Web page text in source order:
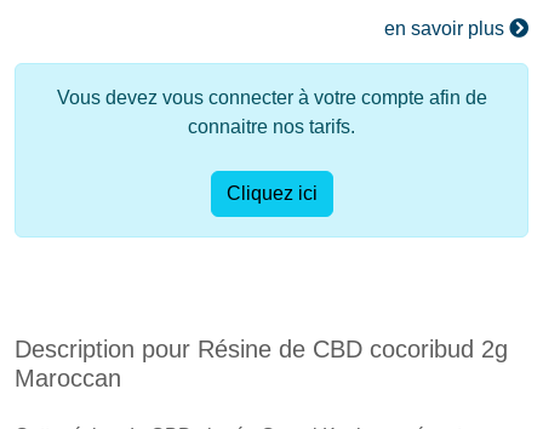
en savoir plus
Vous devez vous connecter à votre compte afin de
connaitre nos tarifs.
Cliquez ici
Description pour Résine de CBD cocoribud 2g
Maroccan